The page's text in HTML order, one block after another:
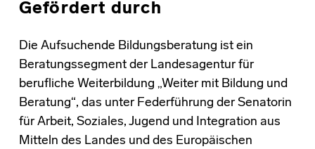
Gefördert durch
Die Aufsuchende Bildungsberatung ist ein
Beratungssegment der Landesagentur für
berufliche Weiterbildung „Weiter mit Bildung und
Beratung“, das unter Federführung der Senatorin
für Arbeit, Soziales, Jugend und Integration aus
Mitteln des Landes und des Europäischen